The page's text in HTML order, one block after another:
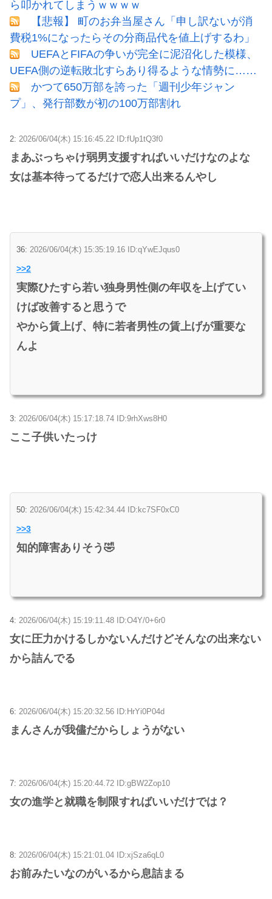
ら叩かれてしまうｗｗｗｗ
【悲報】 町のお弁当屋さん「申し訳ないが消
費税1%になったらその分商品代を値上げするわ」
UEFAとFIFAの争いが完全に泥沼化した模様、
UEFA側の逆転敗北すらあり得るような情勢に……
かつて650万部を誇った「週刊少年ジャン
プ」、発行部数が初の100万部割れ
2: 2026/06/04(木) 15:16:45.22 ID:fUp1tQ3f0
まあぶっちゃけ弱男支援すればいいだけなのよな
女は基本待ってるだけで恋人出来るんやし
36: 2026/06/04(木) 15:35:19.16 ID:qYwEJqus0
>>2
実際ひたすら若い独身男性側の年収を上げてい
けば改善すると思うで
やから賃上げ、特に若者男性の賃上げが重要な
んよ
3: 2026/06/04(木) 15:17:18.74 ID:9rhXws8H0
ここ子供いたっけ
50: 2026/06/04(木) 15:42:34.44 ID:kc7SF0xC0
>>3
知的障害ありそう🤣
4: 2026/06/04(木) 15:19:11.48 ID:O4Y/0+6r0
女に圧力かけるしかないんだけどそんなの出来ない
から詰んでる
6: 2026/06/04(木) 15:20:32.56 ID:HrYi0P04d
まんさんが我儘だからしょうがない
7: 2026/06/04(木) 15:20:44.72 ID:gBW2Zop10
女の進学と就職を制限すればいいだけでは？
8: 2026/06/04(木) 15:21:01.04 ID:xjSza6qL0
お前みたいなのがいるから息詰まる